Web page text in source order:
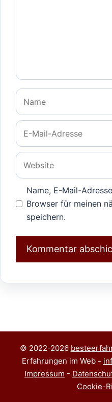
Name
E-
Mail-
Adresse
Website
Name, E-Mail-
Browser für meinen
speichern.
© 2022-2026
Erfahrungen im Web -
Impressum -
Cookie-